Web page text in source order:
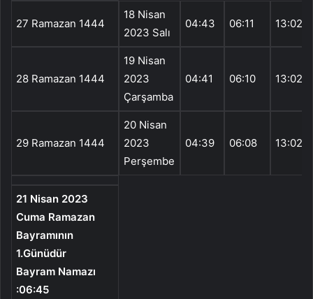
27 Ramazan 1444
18 Nisan
2023 Salı
04:43 06:11 13:02
28 Ramazan 1444
19 Nisan
2023
Çarşamba
04:41 06:10 13:02
29 Ramazan 1444
20 Nisan
2023
Perşembe
04:39 06:08 13:02
21 Nisan 2023
Cuma Ramazan
Bayramının
1.Günüdür
Bayram Namazı
:06:45